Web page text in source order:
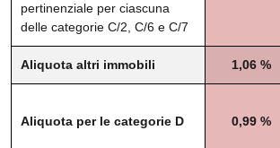
pertinenziale per ciascuna
delle categorie C/2, C/6 e C/7
Aliquota altri immobili 1,06 %
Aliquota per le categorie D 0,99 %